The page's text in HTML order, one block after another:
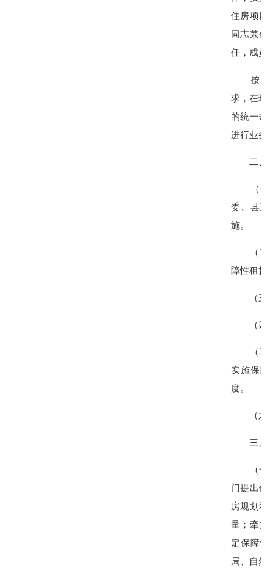
住房项目
同志兼任
任，成员
按实现
求，在现
的统一规
进行业务
二、工
（一）
委、县政
施。
（二）
障性租赁
（三）
（四）
（五）
实施保障
度。
（六）
三、部
（一）
门提出保
房规划和
量；牵头
定保障性
局、自然